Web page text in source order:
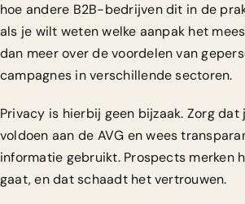
hoe andere B2B-bedrijven dit in de
als je wilt weten welke aanpak het
dan meer over de voordelen van
campagnes in verschillende sectoren.
Privacy is hierbij geen bijzaak. Zorg
voldoen aan de AVG en wees
informatie gebruikt. Prospects merken
gaat, en dat schaadt het vertrouwen.